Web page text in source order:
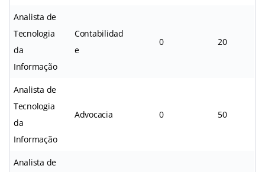
Analista de
Tecnologia
da
Informação
Contabilidad
e
0 20
Analista de
Tecnologia
da
Informação
Advocacia 0 50
Analista de